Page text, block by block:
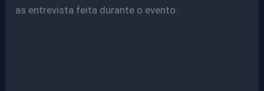
as entrevista feita durante o evento.